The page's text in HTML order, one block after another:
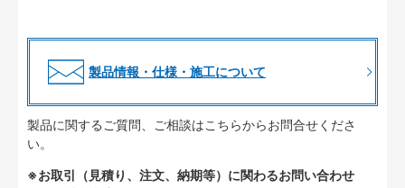
製品情報・仕様・施工について
製品に関するご質問、ご相談はこちらからお問合せくださ
い。
※お取引（見積り、注文、納期等）に関わるお問い合わせ